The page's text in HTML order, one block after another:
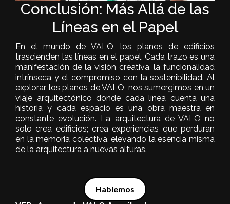
Conclusión: Más Allá de las
Líneas en el Papel
En el mundo de VALO, los planos de edificios
trascienden las líneas en el papel. Cada trazo es una
manifestación de la visión creativa, la funcionalidad
intrínseca y el compromiso con la sostenibilidad. Al
explorar los planos de VALO, nos sumergimos en un
viaje arquitectónico donde cada línea cuenta una
historia y cada espacio es una obra maestra en
constante evolución. La arquitectura de VALO no
solo crea edificios; crea experiencias que perduran
en la memoria colectiva, elevando la esencia misma
de la arquitectura a nuevas alturas.
Hablemos